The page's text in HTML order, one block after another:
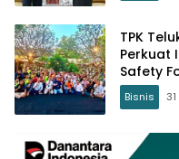
TPK
Perkuat
Safety
Bisnis